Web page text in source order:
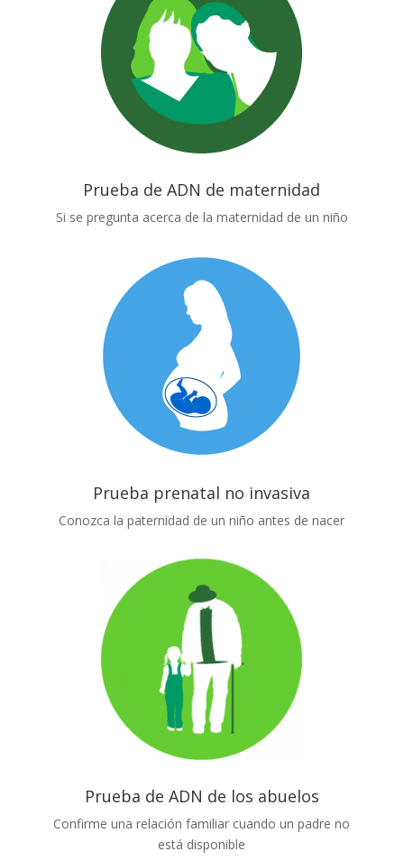
Prueba de ADN de maternidad
Si se pregunta acerca de la maternidad de un niño
Prueba prenatal no invasiva
Conozca la paternidad de un niño antes de nacer
Prueba de ADN de los abuelos
Confirme una relación familiar cuando un padre no
está disponible